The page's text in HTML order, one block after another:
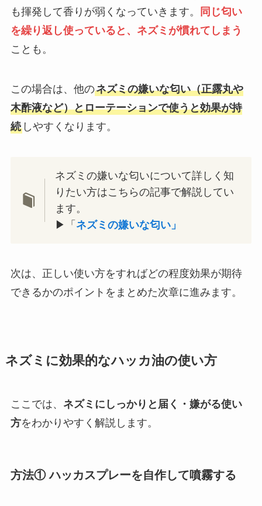
も揮発して香りが弱くなっていきます。
同じ匂い
を繰り返し使っていると、ネズミが慣れてしまう
ことも。
この場合は、他のネズミの嫌いな匂い（正露丸や
木酢液など）とローテーションで使うと効果が持
続しやすくなります。
ネズミの嫌いな匂いについて詳しく知
りたい方はこちらの記事で解説してい
ます。
▶︎「ネズミの嫌いな匂い」
次は、正しい使い方をすればどの程度効果が期待
できるかのポイントをまとめた次章に進みます。
ネズミに効果的なハッカ油の使い方
ここでは、 ネズミにしっかりと届く・嫌がる使い
方をわかりやすく解説します。
方法① ハッカスプレーを自作して噴霧する